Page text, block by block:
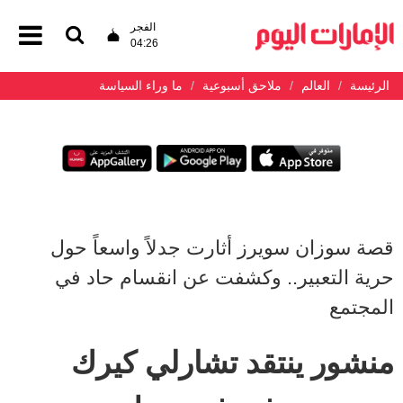
الفجر
04:26
الرئيسة العالم ملاحق أسبوعية ما وراء السياسة
قصة سوزان سويرز أثارت جدلاً واسعاً حول
حرية التعبير.. وكشفت عن انقسام حاد في
المجتمع
منشور ينتقد تشارلي كيرك